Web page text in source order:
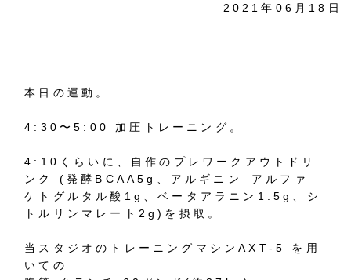
2021年06月18日
本日の運動。
4:30 〜5:00 加圧トレーニング。
4:10 くらいに、自作のプレワークアウトドリ
ンク
(発酵 BCAA5g 、アルギニン – アルファ –
ケトグルタル酸 1g 、ベータアラニン 1.5g
、シ
トルリンマレート 2g) を摂取。
当スタジオのトレーニングマシンAXT-5 を用
いての